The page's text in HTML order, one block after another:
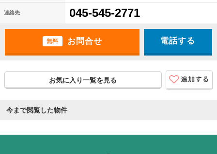
連絡先 045-545-2771
無料 電話する
お気に入り一覧を見る
今まで閲覧した物件